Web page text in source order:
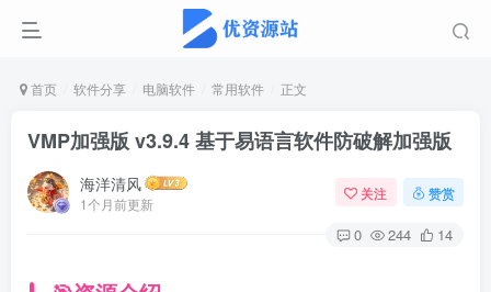
首页 软件分享 电脑软件 常用软件 正文
VMP加强版 v3.9.4 基于易语言软件防破解加强版
海洋清风
1个月前更新
关注 赞赏
0 244 14